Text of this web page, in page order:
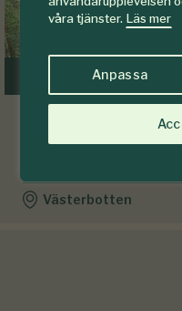
våra tjänster. Läs mer
Anpassa
UTGÅNGET
Maskinförare till
Västerbotten